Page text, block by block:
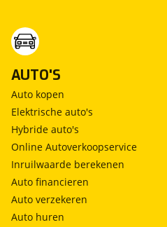
AUTO'S
Auto kopen
Elektrische auto's
Hybride auto's
Online Autoverkoopservice
Inruilwaarde berekenen
Auto financieren
Auto verzekeren
Auto huren